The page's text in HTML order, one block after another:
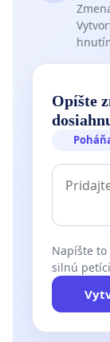
Opíšte
Napíšte
silnú